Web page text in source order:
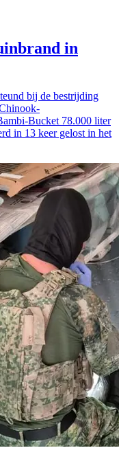
in
bij de bestrijding
Bucket 78.000 liter
in 13 keer gelost in het